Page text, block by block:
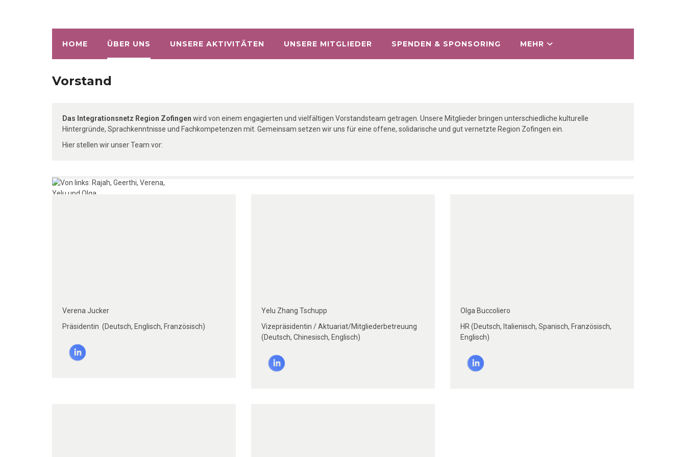
HOME ÜBER UNS UNSERE AKTIVITÄTEN UNSERE MITGLIEDER SPENDEN & SPONSORING MEHR
Vorstand
Das Integrationsnetz Region Zofingen wird von einem engagierten und vielfältigen Vorstandsteam getragen. Unsere Mitglieder bringen unterschiedliche kulturelle
Hintergründe, Sprachkenntnisse und Fachkompetenzen mit. Gemeinsam setzen wir uns für eine offene, solidarische und gut vernetzte Region Zofingen ein.
Hier stellen wir unser Team vor:
Verena Jucker
Präsidentin (Deutsch, Englisch, Französisch)
Yelu Zhang Tschupp
Vizepräsidentin / Aktuariat/Mitgliederbetreuung
(Deutsch, Chinesisch, Englisch)
Olga Buccoliero
HR (Deutsch, Italienisch, Spanisch, Französisch,
Englisch)